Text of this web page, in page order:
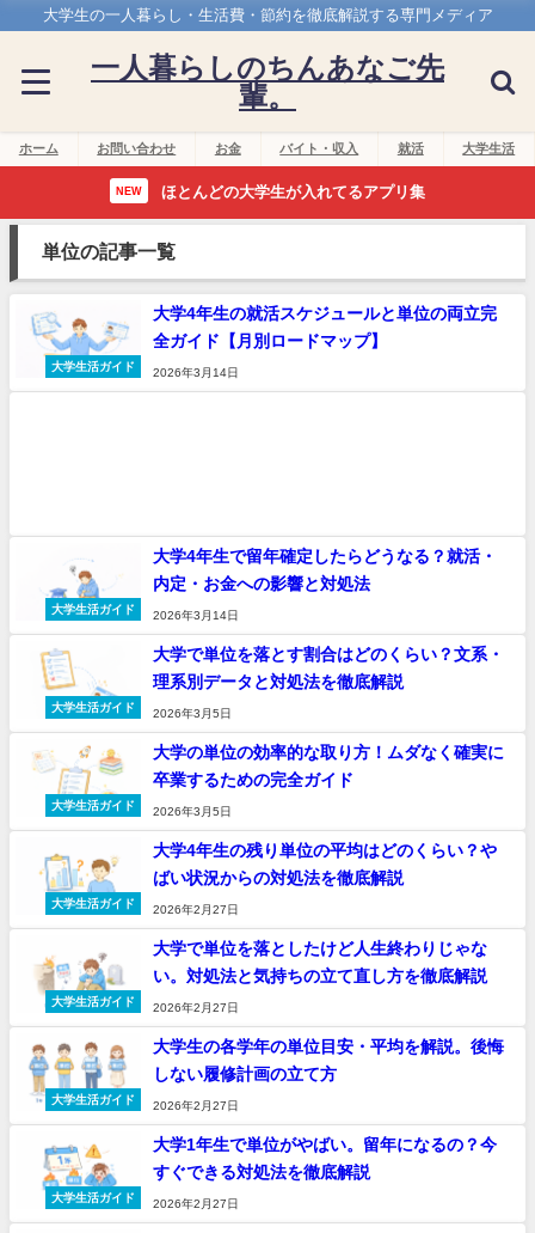
大学生の一人暮らし・生活費・節約を徹底解説する専門メディア
一人暮らしのちんあなご先
輩。
ホーム お問い合わせ お金 バイト・収入 就活 大学生活
NEW ほとんどの大学生が入れてるアプリ集
単位の記事一覧
大学生活ガイド
大学4年生の就活スケジュールと単位の両立完
全ガイド【月別ロードマップ】
2026年3月14日
大学生活ガイド
大学4年生で留年確定したらどうなる？就活・
内定・お金への影響と対処法
2026年3月14日
大学生活ガイド
大学で単位を落とす割合はどのくらい？文系・
理系別データと対処法を徹底解説
2026年3月5日
大学生活ガイド
大学の単位の効率的な取り方！ムダなく確実に
卒業するための完全ガイド
2026年3月5日
大学生活ガイド
大学4年生の残り単位の平均はどのくらい？や
ばい状況からの対処法を徹底解説
2026年2月27日
大学生活ガイド
大学で単位を落としたけど人生終わりじゃな
い。対処法と気持ちの立て直し方を徹底解説
2026年2月27日
大学生活ガイド
大学生の各学年の単位目安・平均を解説。後悔
しない履修計画の立て方
2026年2月27日
大学生活ガイド
大学1年生で単位がやばい。留年になるの？今
すぐできる対処法を徹底解説
2026年2月27日